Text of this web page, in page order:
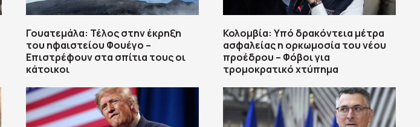
Γουατεμάλα: Τέλος στην έκρηξη
του ηφαιστείου Φουέγο –
Επιστρέφουν στα σπίτια τους οι
κάτοικοι
Κολομβία: Υπό δρακόντεια μέτρα
ασφαλείας η ορκωμοσία του νέου
προέδρου – Φόβοι για
τρομοκρατικό χτύπημα